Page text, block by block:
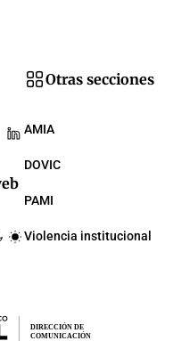
Otras secciones
AMIA
DOVIC
PAMI
Violencia institucional
DIRECCIÓN DE
COMUNICACIÓN